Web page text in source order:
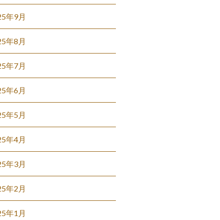
年9月
年8月
年7月
年6月
年5月
年4月
年3月
年2月
年1月